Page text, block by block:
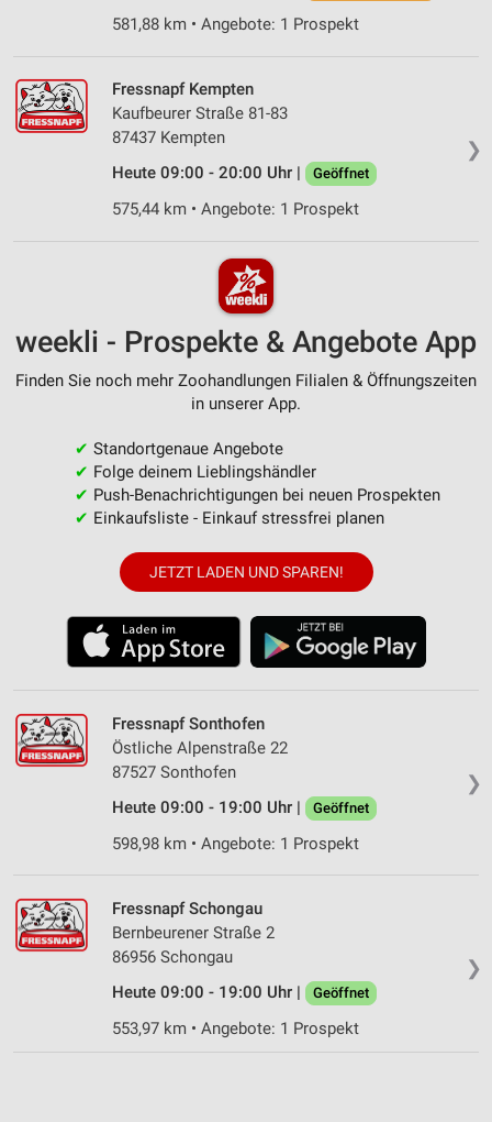
581,88 km • Angebote: 1 Prospekt
❯
Fressnapf Kempten
Kaufbeurer Straße 81-83
87437 Kempten
Heute 09:00 - 20:00 Uhr |
Geöffnet
575,44 km • Angebote: 1 Prospekt
weekli - Prospekte & Angebote App
Finden Sie noch mehr Zoohandlungen Filialen & Öffnungszeiten
in unserer App.
✔ Standortgenaue Angebote
✔ Folge deinem Lieblingshändler
✔ Push-Benachrichtigungen bei neuen Prospekten
✔ Einkaufsliste - Einkauf stressfrei planen
JETZT LADEN UND SPAREN!
❯
Fressnapf Sonthofen
Östliche Alpenstraße 22
87527 Sonthofen
Heute 09:00 - 19:00 Uhr |
Geöffnet
598,98 km • Angebote: 1 Prospekt
❯
Fressnapf Schongau
Bernbeurener Straße 2
86956 Schongau
Heute 09:00 - 19:00 Uhr |
Geöffnet
553,97 km • Angebote: 1 Prospekt